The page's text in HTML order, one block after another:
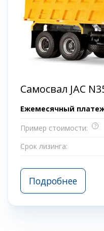
Самосвал JAC
Ежемесячный
Пример стоимости:
?
Срок лизинга:
Подробнее